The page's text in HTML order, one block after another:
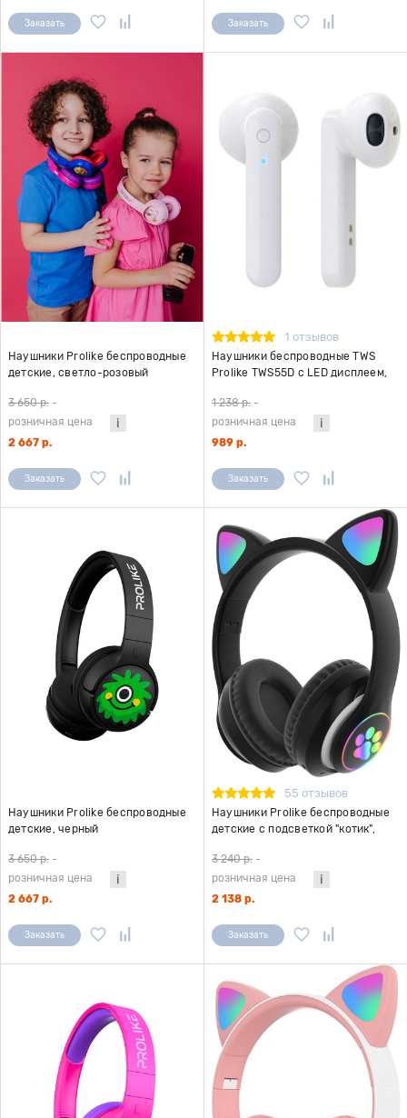
Заказать Заказать
Наушники Prolike беспроводные
детские, светло-розовый
3 650 р. -
розничная цена
2 667 р.
Заказать
1 отзывов
Наушники беспроводные TWS
Prolike TWS55D с LED дисплеем,
1 238 р. -
розничная цена
989 р.
Заказать
Наушники Prolike беспроводные
детские, черный
3 650 р. -
розничная цена
2 667 р.
Заказать
55 отзывов
Наушники Prolike беспроводные
детские с подсветкой "котик",
3 240 р. -
розничная цена
2 138 р.
Заказать